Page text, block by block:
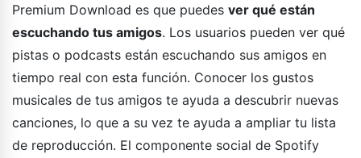
Premium Download es que puedes ver qué están
escuchando tus amigos. Los usuarios pueden ver qué
pistas o podcasts están escuchando sus amigos en
tiempo real con esta función. Conocer los gustos
musicales de tus amigos te ayuda a descubrir nuevas
canciones, lo que a su vez te ayuda a ampliar tu lista
de reproducción. El componente social de Spotify